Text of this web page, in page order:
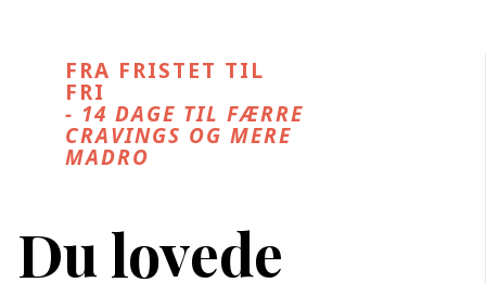
FRA FRISTET TIL
FRI
- 14 DAGE TIL FÆRRE
CRAVINGS OG MERE
MADRO
Du lovede